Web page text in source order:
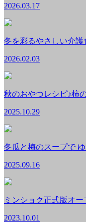
2026.03.17
冬を彩るやさしい介護
2026.02.03
秋のおやつレシピ♪柿
2025.10.29
冬瓜と梅のスープで
2025.09.16
ミンショク正式版オー
2023.10.01